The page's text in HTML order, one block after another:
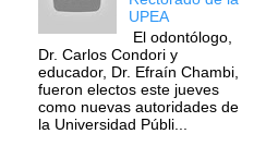
UPEA
El odontólogo,
Dr. Carlos Condori y
educador, Dr. Efraín Chambi,
fueron electos este jueves
como nuevas autoridades de
la Universidad Públi...